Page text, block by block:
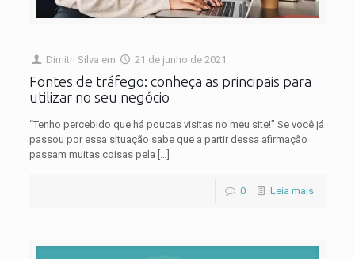
Dimitri Silva em 21 de junho de 2021
Fontes de tráfego: conheça as principais para
utilizar no seu negócio
“Tenho percebido que há poucas visitas no meu site!” Se você já
passou por essa situação sabe que a partir dessa afirmação
passam muitas coisas pela
0 Leia mais